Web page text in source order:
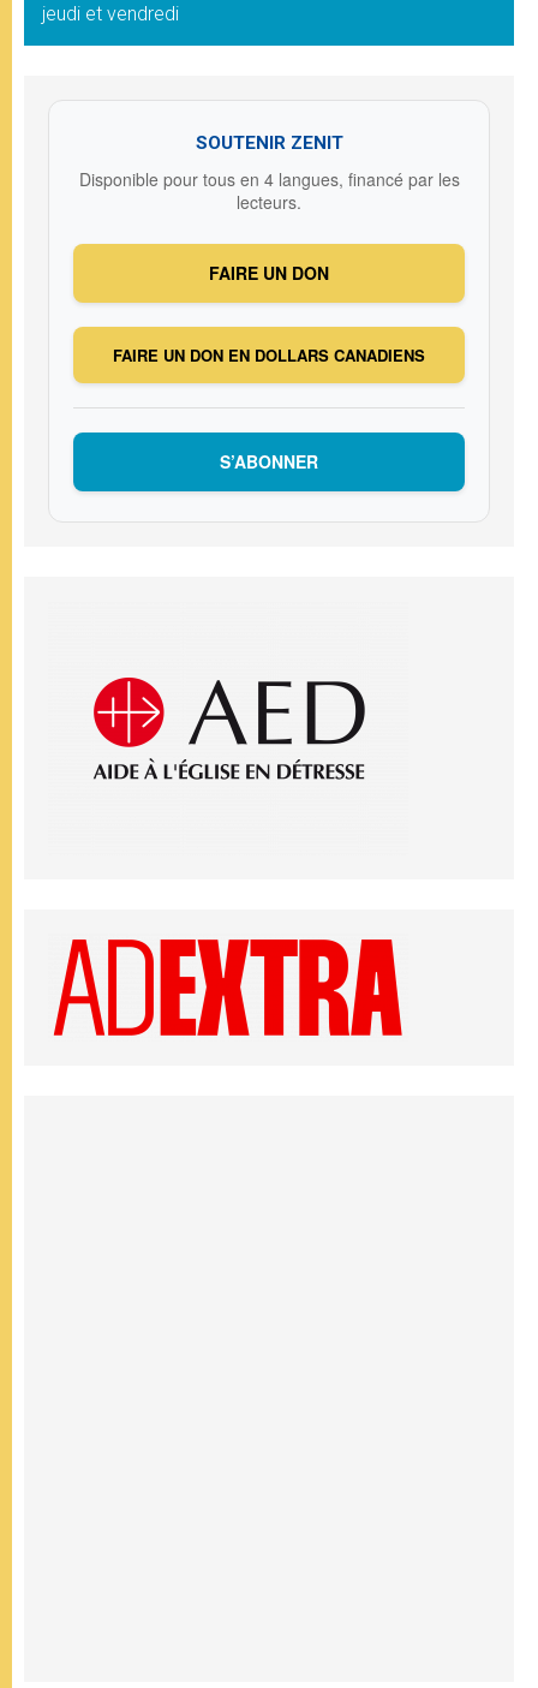
jeudi et vendredi
SOUTENIR ZENIT
Disponible pour tous en 4 langues, financé par les
lecteurs.
FAIRE UN DON
FAIRE UN DON EN DOLLARS CANADIENS
S’ABONNER